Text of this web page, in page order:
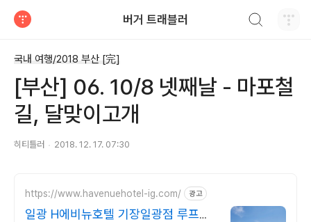
버거 트래블러
국내 여행/2018 부산 [完]
[부산] 06. 10/8 넷째날 - 마포철
길, 달맞이고개
히티틀러 2018. 12. 17. 07:30
https://www.havenuehotel-ig.com/ 광고
일광 H에비뉴호텔 기장일광점 루프탑